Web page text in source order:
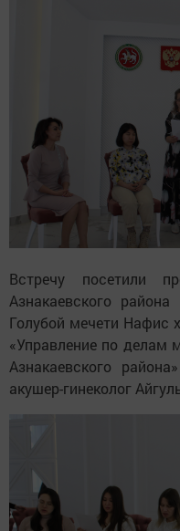
Встречу посетили
Азнакаевского
Голубой мечети Нафис
«Управление по делам
Азнакаевского
акушер-гинеколог